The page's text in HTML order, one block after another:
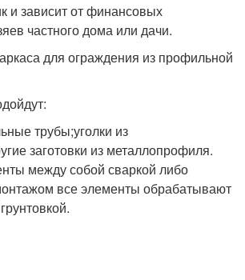
и зависит от финансовых
частного дома или дачи.
для ограждения из профильной
трубы;уголки из
заготовки из металлопрофиля.
между собой сваркой либо
все элементы обрабатывают